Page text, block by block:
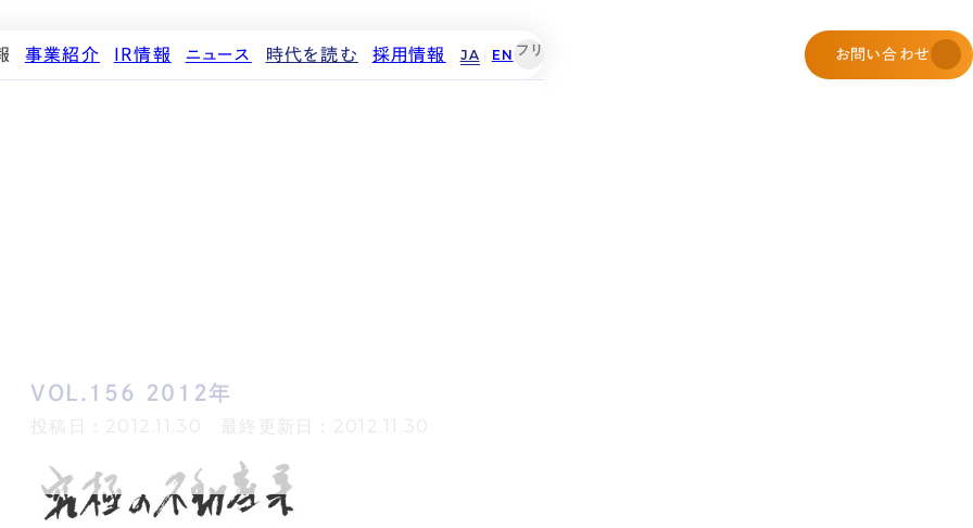
事業紹介 IR情報
よくある質問・用語集
IRメール登録
ニュース 時代を読む 採用情報 JA EN お問い合わせ
VOL.156 2012年
投稿日：2012.11.30 最終更新日：2012.11.30